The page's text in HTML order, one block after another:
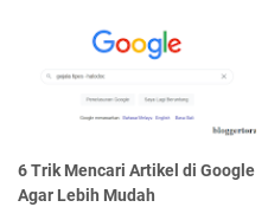
6 Trik Mencari Artikel di Google
Agar Lebih Mudah